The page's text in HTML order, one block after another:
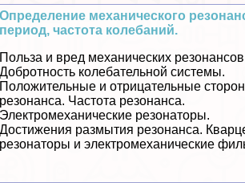
Определение механического
период, частота колебаний.
Польза и вред механических
Добротность колебательной системы.
Положительные и отрицательные
резонанса. Частота резонанса.
Электромеханические резонаторы.
Достижения размытия резонанса.
резонаторы и электромеханические